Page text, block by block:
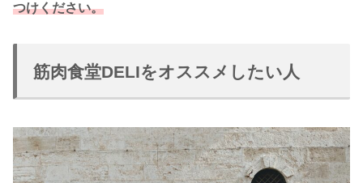
つけください。
筋肉食堂DELIをオススメしたい人